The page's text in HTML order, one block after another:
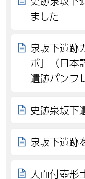
ました
泉坂下遺跡
ボ」（日本
遺跡パンフ
史跡泉坂下
泉坂下遺跡
人面付壺形